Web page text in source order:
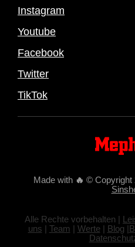
Instagram
Youtube
Facebook
Twitter
TikTok
Made with 🔥 © Copyright
Alle Rechte vorbehalten |
uns | Team | Werte| Blog |